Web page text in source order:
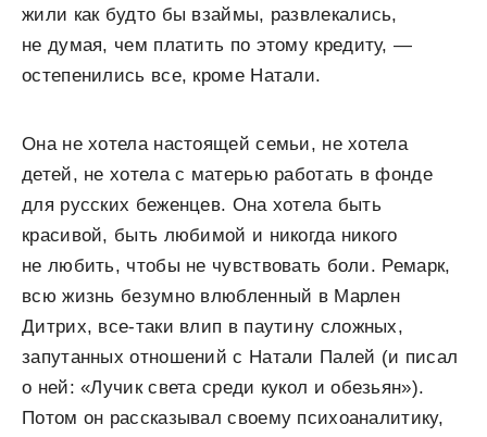
жили как будто бы взаймы, развлекались,
не думая, чем платить по этому кредиту, —
остепенились все, кроме Натали.
Она не хотела настоящей семьи, не хотела
детей, не хотела с матерью работать в фонде
для русских беженцев. Она хотела быть
красивой, быть любимой и никогда никого
не любить, чтобы не чувствовать боли. Ремарк,
всю жизнь безумно влюбленный в Марлен
Дитрих, все-таки влип в паутину сложных,
запутанных отношений с Натали Палей (и писал
о ней: «Лучик света среди кукол и обезьян»).
Потом он рассказывал своему психоаналитику,